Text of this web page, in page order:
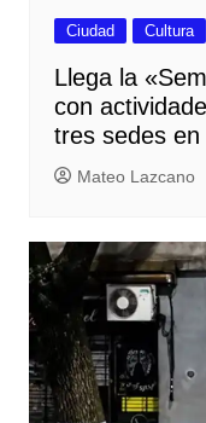
Ciudad Cultura
Llega la
con
tres sedes
Mateo Lazcano